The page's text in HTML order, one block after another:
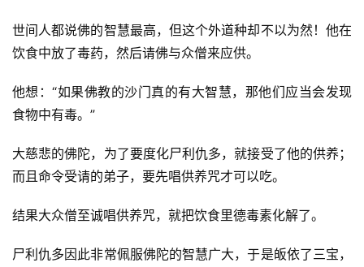
世间人都说佛的智慧最高，但这个外道种却不以为然！他在
饮食中放了毒药，然后请佛与众僧来应供。
他想：“如果佛教的沙门真的有大智慧，那他们应当会发现
食物中有毒。”
大慈悲的佛陀，为了要度化尸利仇多，就接受了他的供养；
而且命令受请的弟子，要先唱供养咒才可以吃。
结果大众僧至诚唱供养咒，就把饮食里德毒素化解了。
尸利仇多因此非常佩服佛陀的智慧广大，于是皈依了三宝，